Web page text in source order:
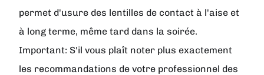
permet d'usure des lentilles de contact à l'aise et
à long terme, même tard dans la soirée.
Important: S'il vous plaît noter plus exactement
les recommandations de votre professionnel des